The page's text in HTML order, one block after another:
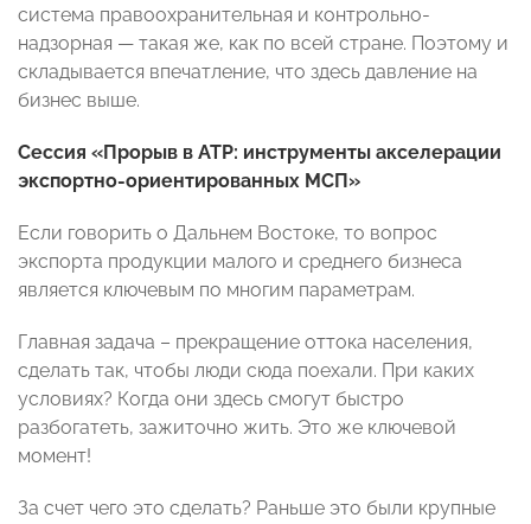
система правоохранительная и контрольно-
надзорная — такая же, как по всей стране. Поэтому и
складывается впечатление, что здесь давление на
бизнес выше.
Сессия «Прорыв в АТР: инструменты акселерации
экспортно-ориентированных МСП»
Если говорить о Дальнем Востоке, то вопрос
экспорта продукции малого и среднего бизнеса
является ключевым по многим параметрам.
Главная задача – прекращение оттока населения,
сделать так, чтобы люди сюда поехали. При каких
условиях? Когда они здесь смогут быстро
разбогатеть, зажиточно жить. Это же ключевой
момент!
За счет чего это сделать? Раньше это были крупные